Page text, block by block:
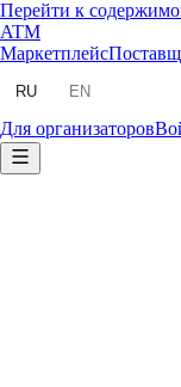
Перейти к
ATM
Маркетплейс
RU EN
Для организаторов